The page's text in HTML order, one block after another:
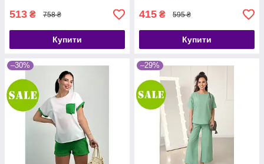
513 ₴ 758 ₴
Купити
415 ₴ 595 ₴
Купити
–30% –29%